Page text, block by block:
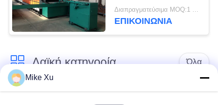
διακοσμεί το φούρνο Διαπραγματεύσιμα MOQ:1 σύνολο
ΕΠΙΚΟΙΝΩΝΙΑ
Λαϊκή κατηγορία Όλα
Ηλεκτρικός
Mike Xu